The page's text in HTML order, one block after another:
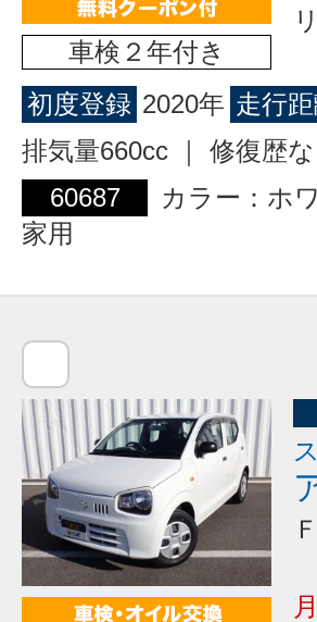
車検２年付き
初度登録 2020年 走行
排気量660cc ｜ 修復歴
60687
カラー：ホ
家用
Ｆ